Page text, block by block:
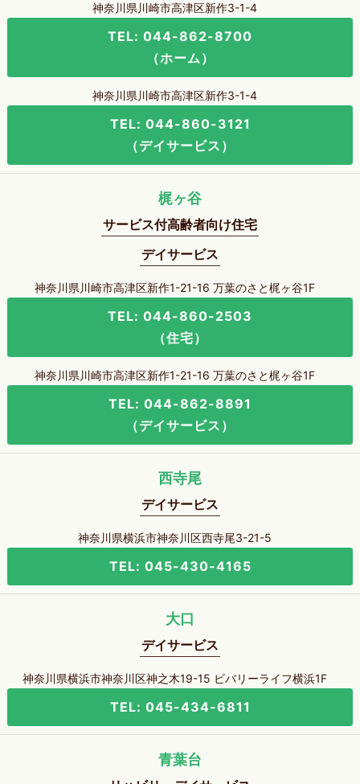
神奈川県川崎市高津区新作3-1-4
TEL: 044-862-8700
（ホーム）
神奈川県川崎市高津区新作3-1-4
TEL: 044-860-3121
（デイサービス）
梶ヶ谷
サービス付高齢者向け住宅
デイサービス
神奈川県川崎市高津区新作1-21-16 万葉のさと梶ヶ谷1F
TEL: 044-860-2503
（住宅）
神奈川県川崎市高津区新作1-21-16 万葉のさと梶ヶ谷1F
TEL: 044-862-8891
（デイサービス）
西寺尾
デイサービス
神奈川県横浜市神奈川区西寺尾3-21-5
TEL: 045-430-4165
大口
デイサービス
神奈川県横浜市神奈川区神之木19-15 ビバリーライフ横浜1F
TEL: 045-434-6811
青葉台